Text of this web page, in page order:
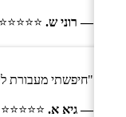
— רוני ש. ⭐⭐⭐⭐⭐
"חיפשתי מעבורת
— גיא א. ⭐⭐⭐⭐⭐